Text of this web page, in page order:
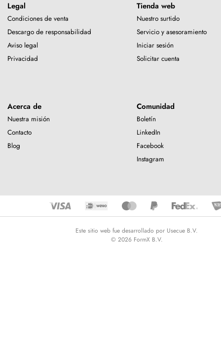
Legal
Condiciones de venta
Descargo de responsabilidad
Aviso legal
Privacidad
Tienda web
Nuestro surtido
Servicio y asesoramiento
Iniciar sesión
Solicitar cuenta
Acerca de
Nuestra misión
Contacto
Blog
Comunidad
Boletín
LinkedIn
Facebook
Instagram
Este sitio web fue desarrollado por Usecue B.V.
© 2026 FormX B.V.